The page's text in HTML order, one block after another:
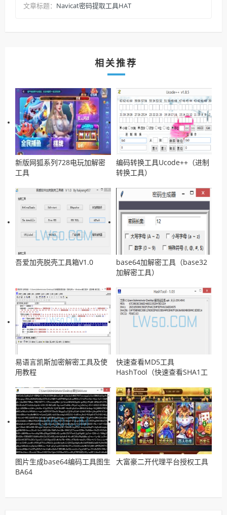
文章标题： Navicat密码提取工具HAT
相关推荐
新版网狐系列728电玩加解密
工具
编码转换工具Ucode++（进制
转换工具）
吾爱加壳脱壳工具箱V1.0
base64加解密工具（base32
加解密工具）
易语言凯斯加密解密工具及使
用教程
快速查看MD5工具
HashTool（快速查看SHA1工
图片生成base64编码工具图生
BA64
大富豪二开代理平台授权工具